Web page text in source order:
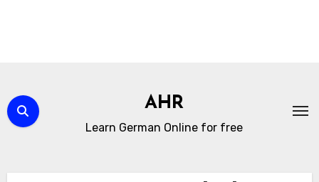
المحتوى
AHR
Learn German Online for free